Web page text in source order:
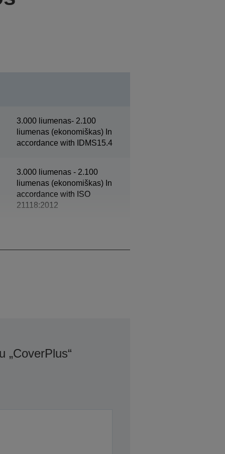
3.000 liumenas- 2.100
liumenas (ekonomiškas) In
accordance with IDMS15.4
3.000 liumenas - 2.100
liumenas (ekonomiškas) In
accordance with ISO
21118:2012
„CoverPlus“